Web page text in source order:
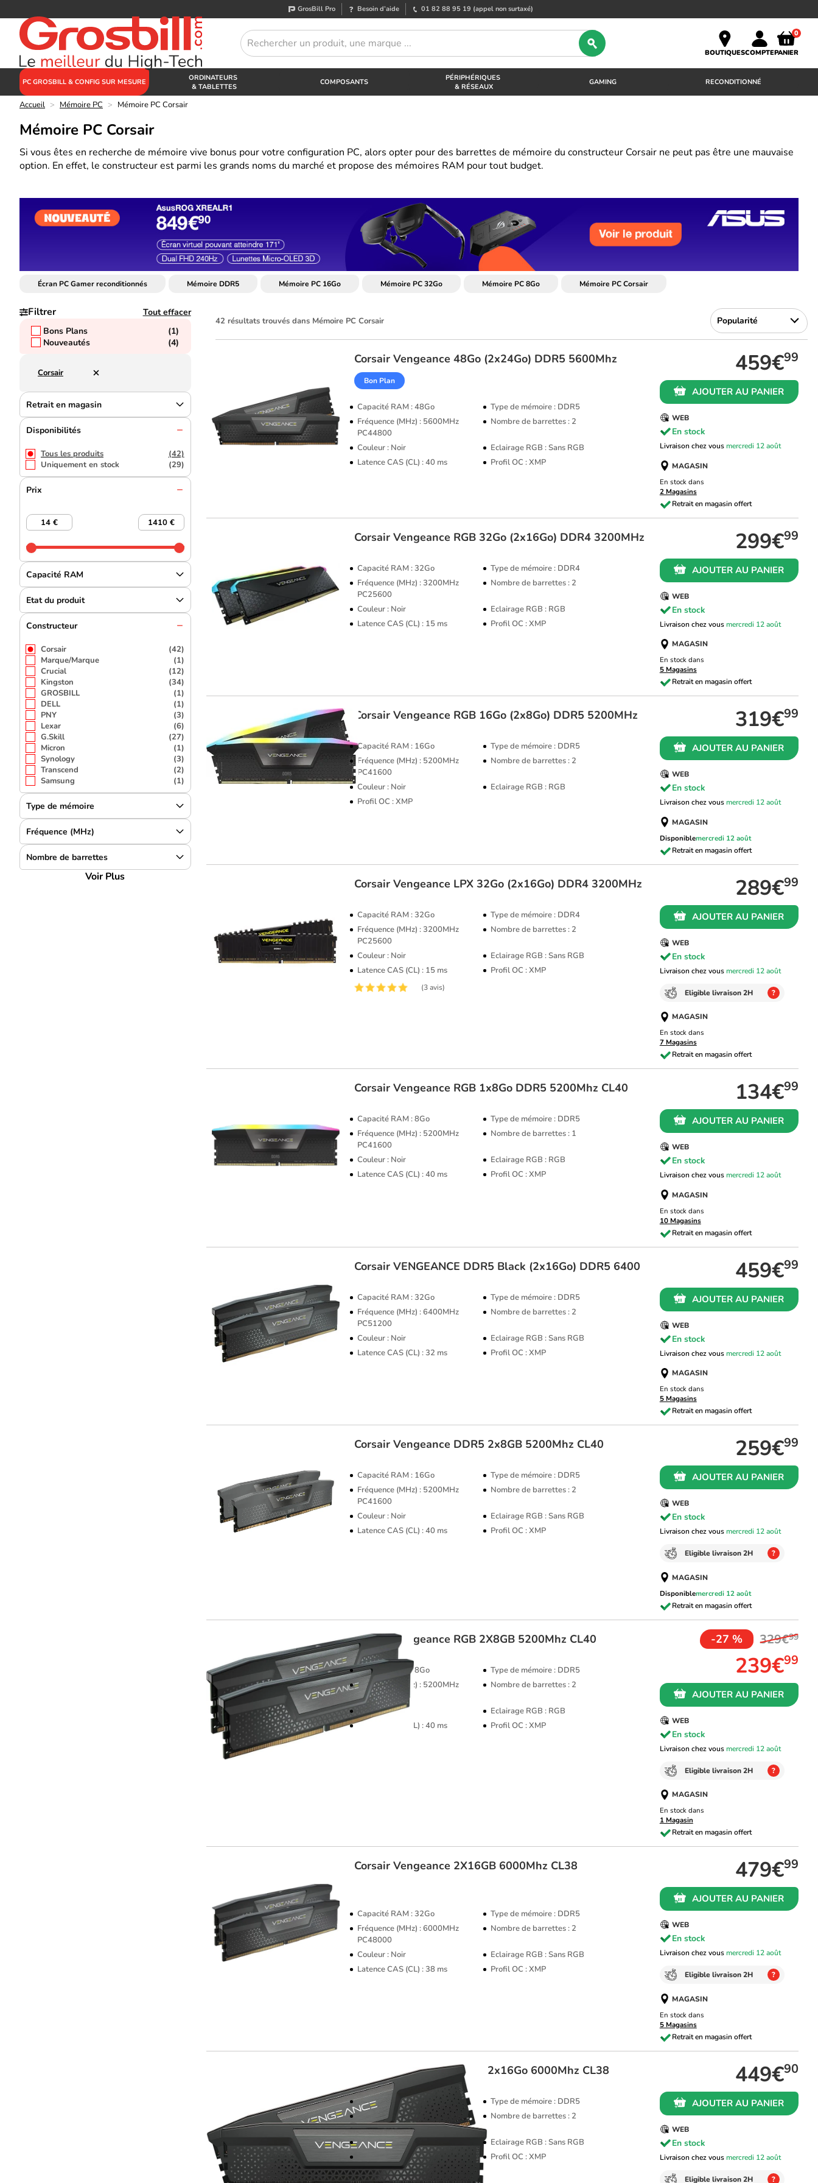
GrosBill Pro Besoin d’aide 01 82 88 95 19 (appel non surtaxé)
BOUTIQUESCOMPTE
0
PANIER
PC GROSBILL & CONFIG SUR MESURE
ORDINATEURS
& TABLETTES
COMPOSANTS
PÉRIPHÉRIQUES
& RÉSEAUX
GAMING RECONDITIONNÉ
Accueil > Mémoire PC > Mémoire PC Corsair
Mémoire PC Corsair
Si vous êtes en recherche de mémoire vive bonus pour votre configuration PC, alors opter pour des barrettes de mémoire du constructeur Corsair ne peut pas être une mauvaise
option. En effet, le constructeur est parmi les grands noms du marché et propose des mémoires RAM pour tout budget.
Écran PC Gamer reconditionnés Mémoire DDR5 Mémoire PC 16Go Mémoire PC 32Go Mémoire PC 8Go Mémoire PC Corsair
Filtrer
Tout effacer
Bons Plans
(1)
Nouveautés
(4)
Corsair
Retrait en magasin
Disponibilités
Tous les produits
(42)
Uniquement en stock
(29)
Prix
Capacité RAM
Etat du produit
Constructeur
Corsair
(42)
Marque/Marque
(1)
Crucial
(12)
Kingston
(34)
GROSBILL
(1)
DELL
(1)
PNY
(3)
Lexar
(6)
G.Skill
(27)
Micron
(1)
Synology
(3)
Transcend
(2)
Samsung
(1)
Type de mémoire
Fréquence (MHz)
Nombre de barrettes
Voir Plus
42 résultats trouvés dans Mémoire PC Corsair
CorsairVengeance 48Go (2x24Go) DDR5 5600Mhz
Bon Plan
Capacité RAM : 48Go
Type de mémoire : DDR5
Fréquence (MHz) : 5600MHz
PC44800
Nombre de barrettes : 2
Couleur : Noir
Eclairage RGB : Sans RGB
Latence CAS (CL) : 40 ms
Profil OC : XMP
459€99
AJOUTER AU PANIER
WEB
En stock
Livraison chez vousmercredi 12 août
MAGASIN
En stock dans
2 Magasins
CorsairVengeance RGB 32Go (2x16Go) DDR4 3200MHz
Capacité RAM : 32Go
Type de mémoire : DDR4
Fréquence (MHz) : 3200MHz
PC25600
Nombre de barrettes : 2
Couleur : Noir
Eclairage RGB : RGB
Latence CAS (CL) : 15 ms
Profil OC : XMP
299€99
AJOUTER AU PANIER
WEB
En stock
Livraison chez vousmercredi 12 août
MAGASIN
En stock dans
5 Magasins
CorsairVengeance RGB 16Go (2x8Go) DDR5 5200MHz
Capacité RAM : 16Go
Type de mémoire : DDR5
Fréquence (MHz) : 5200MHz
PC41600
Nombre de barrettes : 2
Couleur : Noir
Eclairage RGB : RGB
Profil OC : XMP
319€99
AJOUTER AU PANIER
WEB
En stock
Livraison chez vousmercredi 12 août
MAGASIN
Disponiblemercredi 12 août
CorsairVengeance LPX 32Go (2x16Go) DDR4 3200MHz
Capacité RAM : 32Go
Type de mémoire : DDR4
Fréquence (MHz) : 3200MHz
PC25600
Nombre de barrettes : 2
Couleur : Noir
Eclairage RGB : Sans RGB
Latence CAS (CL) : 15 ms
Profil OC : XMP
(3 avis)
289€99
AJOUTER AU PANIER
WEB
En stock
Livraison chez vousmercredi 12 août
Eligible livraison 2H ?
MAGASIN
En stock dans
7 Magasins
CorsairVengeance RGB 1x8Go DDR5 5200Mhz CL40
Capacité RAM : 8Go
Type de mémoire : DDR5
Fréquence (MHz) : 5200MHz
PC41600
Nombre de barrettes : 1
Couleur : Noir
Eclairage RGB : RGB
Latence CAS (CL) : 40 ms
Profil OC : XMP
134€99
AJOUTER AU PANIER
WEB
En stock
Livraison chez vousmercredi 12 août
MAGASIN
En stock dans
10 Magasins
CorsairVENGEANCE DDR5 Black (2x16Go) DDR5 6400
Capacité RAM : 32Go
Type de mémoire : DDR5
Fréquence (MHz) : 6400MHz
PC51200
Nombre de barrettes : 2
Couleur : Noir
Eclairage RGB : Sans RGB
Latence CAS (CL) : 32 ms
Profil OC : XMP
459€99
AJOUTER AU PANIER
WEB
En stock
Livraison chez vousmercredi 12 août
MAGASIN
En stock dans
5 Magasins
CorsairVengeance DDR5 2x8GB 5200Mhz CL40
Capacité RAM : 16Go
Type de mémoire : DDR5
Fréquence (MHz) : 5200MHz
PC41600
Nombre de barrettes : 2
Couleur : Noir
Eclairage RGB : Sans RGB
Latence CAS (CL) : 40 ms
Profil OC : XMP
259€99
AJOUTER AU PANIER
WEB
En stock
Livraison chez vousmercredi 12 août
Eligible livraison 2H ?
MAGASIN
Disponiblemercredi 12 août
CorsairVengeance RGB 2X8GB 5200Mhz CL40
Capacité RAM : 8Go
Type de mémoire : DDR5
Fréquence (MHz) : 5200MHz
PC41600
Nombre de barrettes : 2
Couleur : Noir
Eclairage RGB : RGB
Latence CAS (CL) : 40 ms
Profil OC : XMP
-27 % 329€99
239€99
AJOUTER AU PANIER
WEB
En stock
Livraison chez vousmercredi 12 août
Eligible livraison 2H ?
MAGASIN
En stock dans
1 Magasin
CorsairVengeance 2X16GB 6000Mhz CL38
Capacité RAM : 32Go
Type de mémoire : DDR5
Fréquence (MHz) : 6000MHz
PC48000
Nombre de barrettes : 2
Couleur : Noir
Eclairage RGB : Sans RGB
Latence CAS (CL) : 38 ms
Profil OC : XMP
479€99
AJOUTER AU PANIER
WEB
En stock
Livraison chez vousmercredi 12 août
Eligible livraison 2H ?
MAGASIN
En stock dans
5 Magasins
Vengeance DDR5 2x16Go 6000Mhz CL38
Capacité RAM : 16Go
Type de mémoire : DDR5
Fréquence (MHz) : 6000MHz
PC48000
Nombre de barrettes : 2
Couleur : Noir
Eclairage RGB : Sans RGB
Latence CAS (CL) : 38 ms
Profil OC : XMP
(1 avis)
449€90
AJOUTER AU PANIER
WEB
En stock
Livraison chez vousmercredi 12 août
Eligible livraison 2H ?